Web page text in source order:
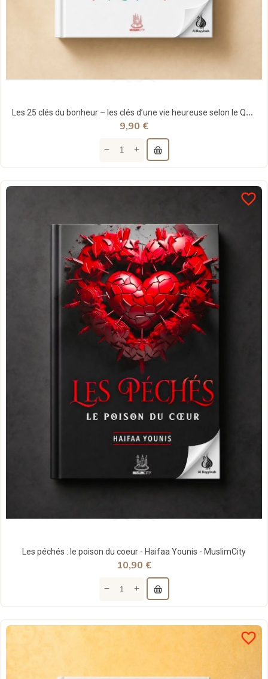
Les 25 clés du bonheur – les clés d’une vie heureuse selon le Qur’ân et la Sunna - Ismail Kamdar...
9,90 €
favorite_border
Les péchés : le poison du coeur - Haifaa Younis - MuslimCity
10,90 €
favorite_border